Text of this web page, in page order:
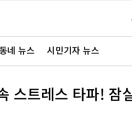
요
네 뉴스 시민기자 뉴스
스트레스 타파! 잠